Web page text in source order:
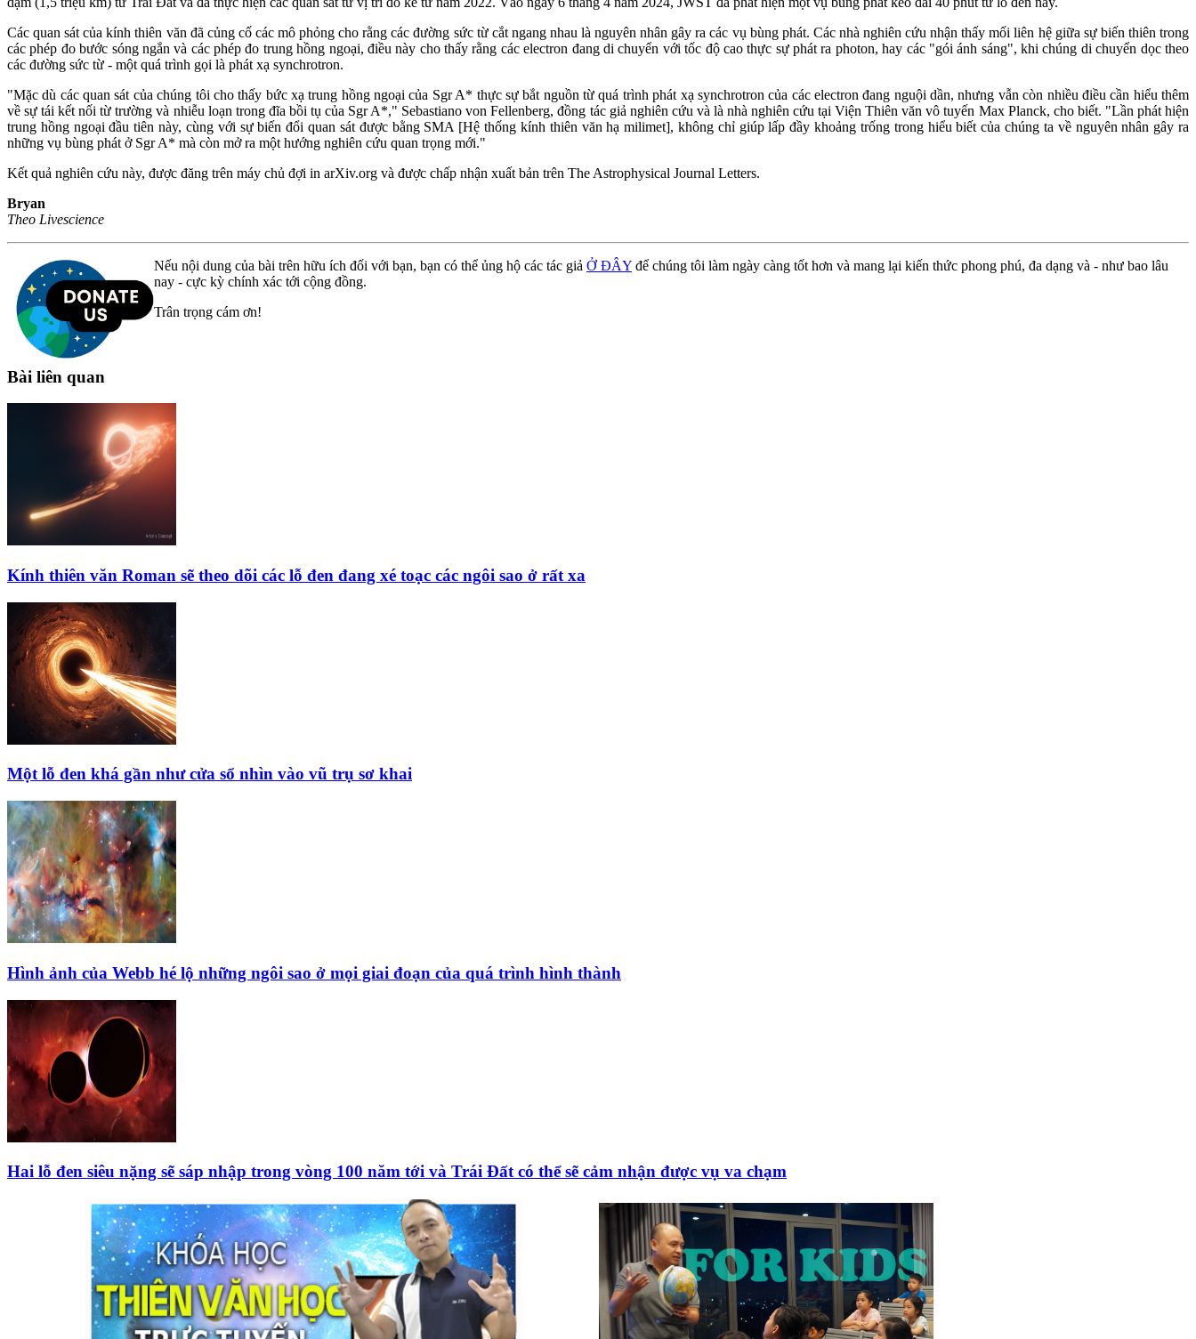
Các quan sát của kính thiên văn đã củng cố các mô phỏng cho rằng các đường sức từ cắt ngang nhau là nguyên nhân gây ra các vụ bùng phát. Các nhà nghiên cứu nhận thấy mối liên hệ giữa sự biến thiên trong
các phép đo bước sóng ngắn và các phép đo trung hồng ngoại, điều này cho thấy rằng các electron đang di chuyển với tốc độ cao thực sự phát ra photon, hay các "gói ánh sáng", khi chúng di chuyển dọc theo
các đường sức từ - một quá trình gọi là phát xạ synchrotron.
"Mặc dù các quan sát của chúng tôi cho thấy bức xạ trung hồng ngoại của Sgr A* thực sự bắt nguồn từ quá trình phát xạ synchrotron của các electron đang nguội dần, nhưng vẫn còn nhiều điều cần hiểu thêm
về sự tái kết nối từ trường và nhiễu loạn trong đĩa bồi tụ của Sgr A*," Sebastiano von Fellenberg, đồng tác giả nghiên cứu và là nhà nghiên cứu tại Viện Thiên văn vô tuyến Max Planck, cho biết. "Lần phát hiện
trung hồng ngoại đầu tiên này, cùng với sự biến đổi quan sát được bằng SMA [Hệ thống kính thiên văn hạ milimet], không chỉ giúp lấp đầy khoảng trống trong hiểu biết của chúng ta về nguyên nhân gây ra
những vụ bùng phát ở Sgr A* mà còn mở ra một hướng nghiên cứu quan trọng mới."
Kết quả nghiên cứu này, được đăng trên máy chủ đợi in arXiv.org và được chấp nhận xuất bản trên The Astrophysical Journal Letters.
Bryan
Theo Livescience
Nếu nội dung của bài trên hữu ích đối với bạn, bạn có thể ủng hộ các tác giả Ở ĐÂY để chúng tôi làm ngày càng tốt hơn và mang lại kiến thức phong phú, đa dạng và - như bao lâu
nay - cực kỳ chính xác tới cộng đồng.
Trân trọng cám ơn!
Bài liên quan
Kính thiên văn Roman sẽ theo dõi các lỗ đen đang xé toạc các ngôi sao ở rất xa
Một lỗ đen khá gần như cửa sổ nhìn vào vũ trụ sơ khai
Hình ảnh của Webb hé lộ những ngôi sao ở mọi giai đoạn của quá trình hình thành
Hai lỗ đen siêu nặng sẽ sáp nhập trong vòng 100 năm tới và Trái Đất có thể sẽ cảm nhận được vụ va chạm